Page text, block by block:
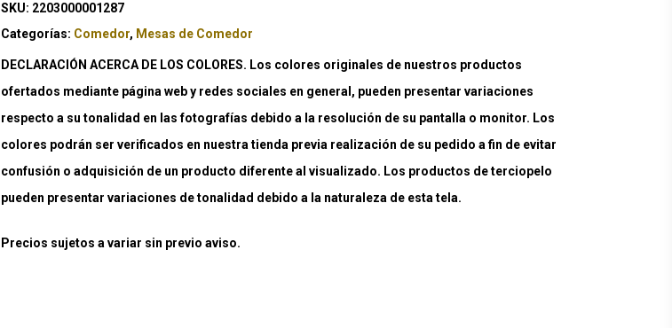
SKU: 2203000001287
Categorías: Comedor, Mesas de Comedor
DECLARACIÓN ACERCA DE LOS COLORES. Los colores originales de nuestros productos
ofertados mediante página web y redes sociales en general, pueden presentar variaciones
respecto a su tonalidad en las fotografías debido a la resolución de su pantalla o monitor. Los
colores podrán ser verificados en nuestra tienda previa realización de su pedido a fin de evitar
confusión o adquisición de un producto diferente al visualizado. Los productos de terciopelo
pueden presentar variaciones de tonalidad debido a la naturaleza de esta tela.
Precios sujetos a variar sin previo aviso.